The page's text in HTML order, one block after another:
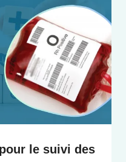
le suivi des